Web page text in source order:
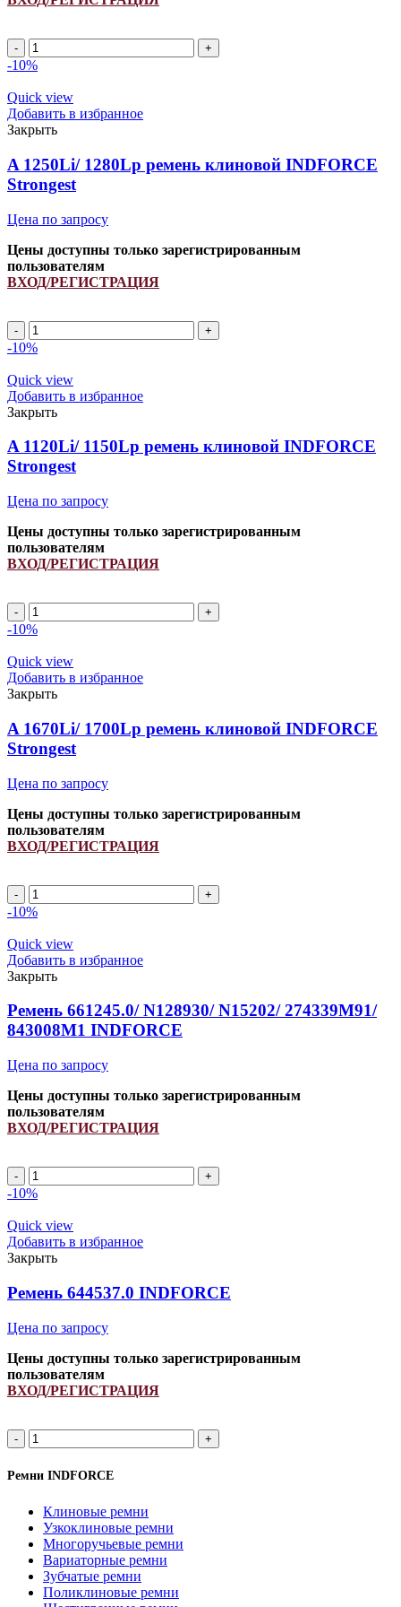
A
1370Li/
ремень
клиновой
INDFORCE
Strongest
quantity
-10%
Quick view
Добавить в избранное
Закрыть
A 1250Li/ 1280Lp ремень клиновой INDFORCE
Strongest
Цена по запросу
Цены доступны только зарегистрированным
пользователям
ВХОД/РЕГИСТРАЦИЯ
A
1250Li/
ремень
клиновой
INDFORCE
Strongest
quantity
-10%
Quick view
Добавить в избранное
Закрыть
A 1120Li/ 1150Lp ремень клиновой INDFORCE
Strongest
Цена по запросу
Цены доступны только зарегистрированным
пользователям
ВХОД/РЕГИСТРАЦИЯ
A
1120Li/
ремень
клиновой
INDFORCE
Strongest
quantity
-10%
Quick view
Добавить в избранное
Закрыть
A 1670Li/ 1700Lp ремень клиновой INDFORCE
Strongest
Цена по запросу
Цены доступны только зарегистрированным
пользователям
ВХОД/РЕГИСТРАЦИЯ
A
1670Li/
ремень
клиновой
INDFORCE
Strongest
quantity
-10%
Quick view
Добавить в избранное
Закрыть
Ремень 661245.0/ N128930/ N15202/ 274339M91/
843008M1 INDFORCE
Цена по запросу
Цены доступны только зарегистрированным
пользователям
ВХОД/РЕГИСТРАЦИЯ
Ремень
661245.0/
N15202/
274339M91/
843008M1
INDFORCE
quantity
-10%
Quick view
Добавить в избранное
Закрыть
Ремень 644537.0 INDFORCE
Цена по запросу
Цены доступны только зарегистрированным
пользователям
ВХОД/РЕГИСТРАЦИЯ
Ремень
644537.0
INDFORCE
quantity
Ремни INDFORCE
Клиновые ремни
Узкоклиновые ремни
Многоручьевые ремни
Вариаторные ремни
Зубчатые ремни
Поликлиновые ремни